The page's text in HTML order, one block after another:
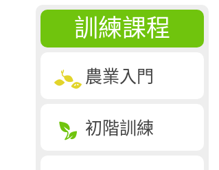
訓練課程
農業入門
初階訓練